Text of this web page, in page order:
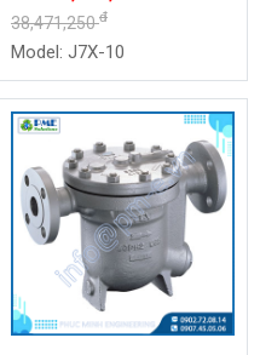
38,471,250đ
Model: J7X-10